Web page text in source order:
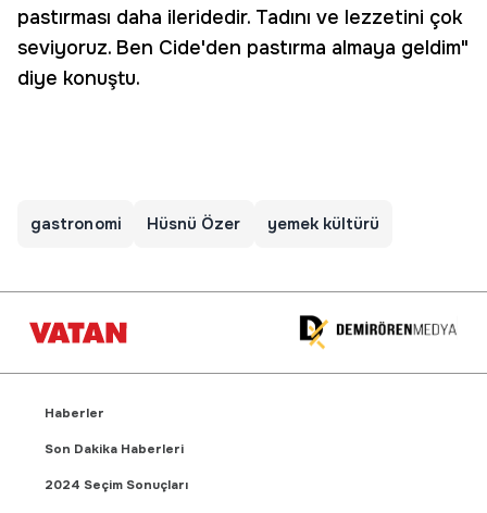
pastırması daha ileridedir. Tadını ve lezzetini çok
seviyoruz. Ben Cide'den pastırma almaya geldim"
diye konuştu.
gastronomi Hüsnü Özer yemek kültürü
Haberler
Son Dakika Haberleri
2024 Seçim Sonuçları